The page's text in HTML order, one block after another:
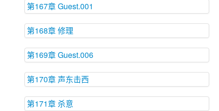
第167章 Guest.001
第168章 修理
第169章 Guest.006
第170章 声东击西
第171章 杀意